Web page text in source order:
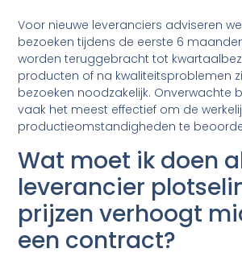
Voor nieuwe leveranciers adviseren
bezoeken tijdens de eerste 6
worden teruggebracht tot
producten of na kwaliteitsproblemen
bezoeken noodzakelijk. Onverwachte
vaak het meest effectief om de
productieomstandigheden te
Wat moet ik doen
leverancier
prijzen verhoogt
een contract?